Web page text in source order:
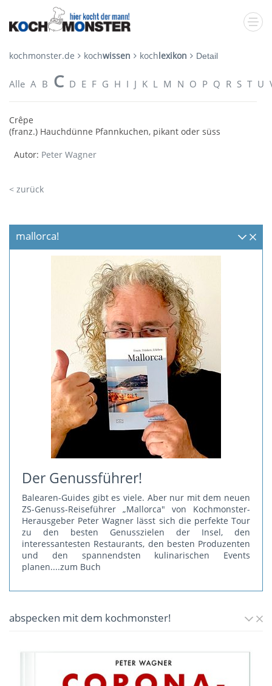
kochmonster.de kochwissen kochlexikon Detail
Alle A B C D E F G H I J K L M N O P Q R S T U
Crêpe
(franz.) Hauchdünne Pfannkuchen, pikant oder süss
Autor: Peter Wagner
< zurück
mallorca!
Der Genussführer!
Balearen-Guides gibt es viele. Aber nur mit dem neuen
ZS-Genuss-Reiseführer „Mallorca" von Kochmonster-
Herausgeber Peter Wagner lässt sich die perfekte Tour
zu den besten Genusszielen der Insel, den
interessantesten Restaurants, den besten Produzenten
und den spannendsten kulinarischen Events
planen....zum Buch
abspecken mit dem kochmonster!